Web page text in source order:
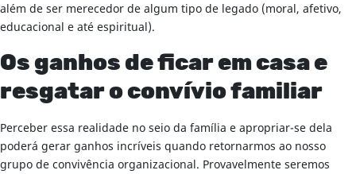
além de ser merecedor de algum tipo de legado (moral, afetivo,
educacional e até espiritual).
Os ganhos de ficar em casa e
resgatar o convívio familiar
Perceber essa realidade no seio da família e apropriar-se dela
poderá gerar ganhos incríveis quando retornarmos ao nosso
grupo de convivência organizacional. Provavelmente seremos